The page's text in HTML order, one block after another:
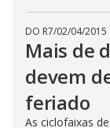
DO R7/02/04/2015
Mais de
devem
feriado
As ciclofaixas